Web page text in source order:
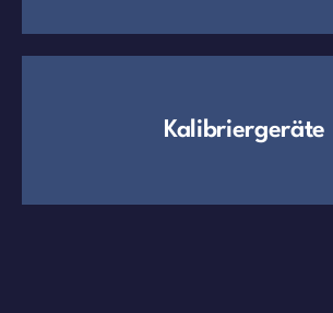
Kalibriergeräte